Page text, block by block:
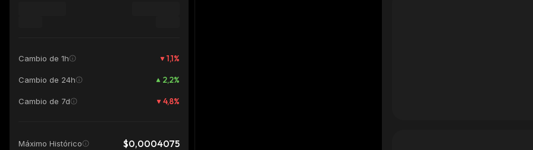
Cambio de 1h 1,1%
Cambio de 24h 2,2%
Cambio de 7d 4,8%
Máximo Histórico $0,0004075